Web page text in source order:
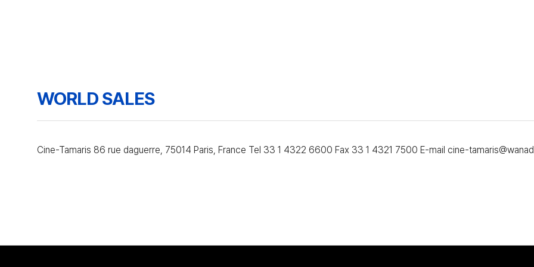
WORLD SALES
Cine-Tamaris 86 rue daguerre, 75014 Paris, France Tel 33 1 4322 6600 Fax 33 1 4321 7500 E-mail cine-